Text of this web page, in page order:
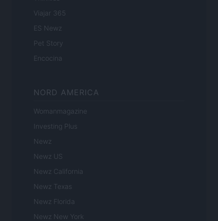
Viajar 365
ES Newz
Pet Story
Encocina
NORD AMERICA
Womanmagazine
Investing Plus
Newz
Newz US
Newz California
Newz Texas
Newz Florida
Newz New York